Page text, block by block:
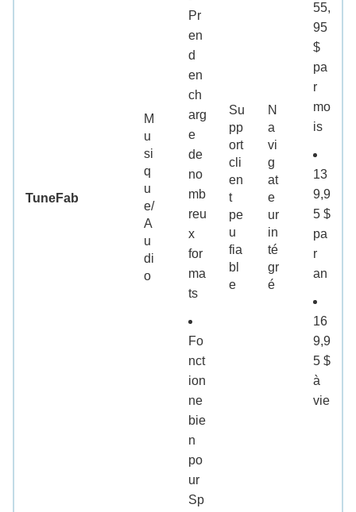
TuneFab
M
u
si
q
u
e/
A
u
di
o
Pr
en
d
en
ch
arg
e
de
no
mb
reu
x
for
ma
ts
Fo
nct
ion
ne
bie
n
po
ur
Sp
Su
pp
ort
cli
en
t
pe
u
fia
bl
e
N
a
vi
g
at
e
ur
in
té
gr
é
55,
95
$
pa
r
mo
is
13
9,9
5 $
pa
r
an
16
9,9
5 $
à
vie